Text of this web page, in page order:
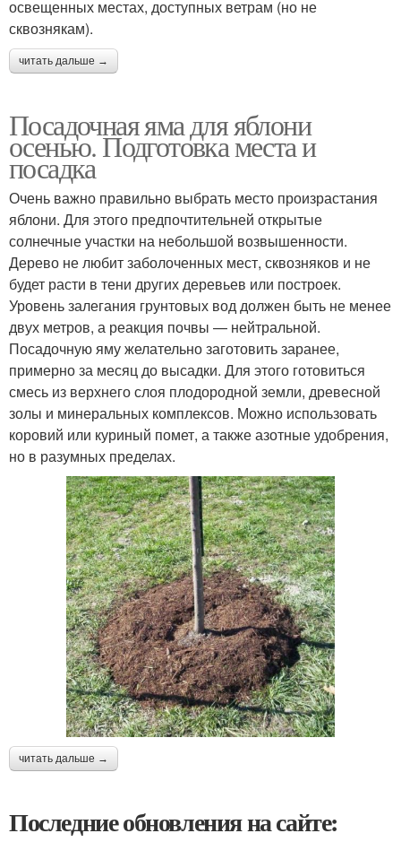
освещенных местах, доступных ветрам (но не
сквознякам).
читать дальше →
Посадочная яма для яблони
осенью. Подготовка места и
посадка
Очень важно правильно выбрать место произрастания
яблони. Для этого предпочтительней открытые
солнечные участки на небольшой возвышенности.
Дерево не любит заболоченных мест, сквозняков и не
будет расти в тени других деревьев или построек.
Уровень залегания грунтовых вод должен быть не менее
двух метров, а реакция почвы — нейтральной.
Посадочную яму желательно заготовить заранее,
примерно за месяц до высадки. Для этого готовиться
смесь из верхнего слоя плодородной земли, древесной
золы и минеральных комплексов. Можно использовать
коровий или куриный помет, а также азотные удобрения,
но в разумных пределах.
читать дальше →
Последние обновления на сайте: